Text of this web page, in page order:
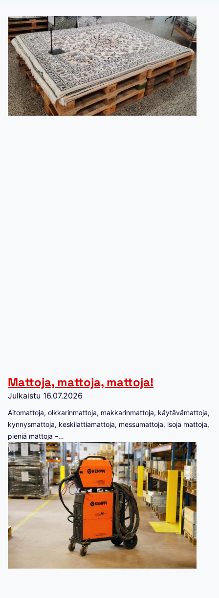
Mattoja, mattoja, mattoja!
Julkaistu 16.07.2026
Aitomattoja, olkkarinmattoja, makkarinmattoja, käytävämattoja,
kynnysmattoja, keskilattiamattoja, messumattoja, isoja mattoja,
pieniä mattoja –…